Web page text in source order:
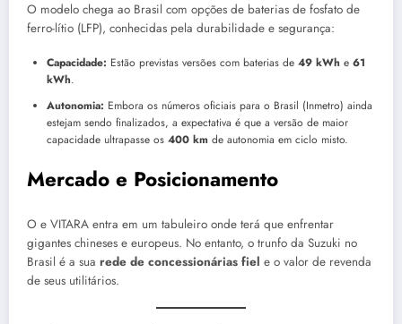
O modelo chega ao Brasil com opções de baterias de fosfato de
ferro-lítio (LFP), conhecidas pela durabilidade e segurança:
Capacidade: Estão previstas versões com baterias de 49 kWh e 61
kWh.
Autonomia: Embora os números oficiais para o Brasil (Inmetro) ainda
estejam sendo finalizados, a expectativa é que a versão de maior
capacidade ultrapasse os 400 km de autonomia em ciclo misto.
Mercado e Posicionamento
O e VITARA entra em um tabuleiro onde terá que enfrentar
gigantes chineses e europeus. No entanto, o trunfo da Suzuki no
Brasil é a sua rede de concessionárias fiel e o valor de revenda
de seus utilitários.